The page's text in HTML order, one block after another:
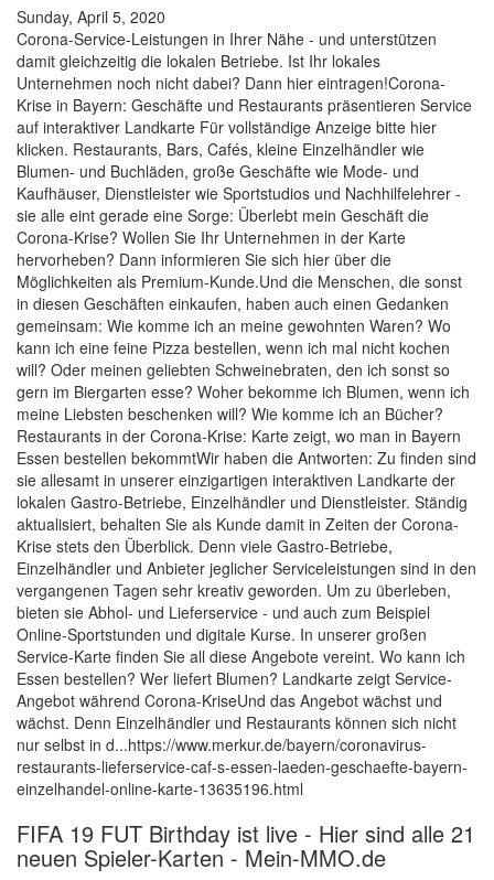
Sunday, April 5, 2020
Corona-Service-Leistungen in Ihrer Nähe - und unterstützen
damit gleichzeitig die lokalen Betriebe. Ist Ihr lokales
Unternehmen noch nicht dabei? Dann hier eintragen!Corona-
Krise in Bayern: Geschäfte und Restaurants präsentieren Service
auf interaktiver Landkarte Für vollständige Anzeige bitte hier
klicken. Restaurants, Bars, Cafés, kleine Einzelhändler wie
Blumen- und Buchläden, große Geschäfte wie Mode- und
Kaufhäuser, Dienstleister wie Sportstudios und Nachhilfelehrer -
sie alle eint gerade eine Sorge: Überlebt mein Geschäft die
Corona-Krise? Wollen Sie Ihr Unternehmen in der Karte
hervorheben? Dann informieren Sie sich hier über die
Möglichkeiten als Premium-Kunde.Und die Menschen, die sonst
in diesen Geschäften einkaufen, haben auch einen Gedanken
gemeinsam: Wie komme ich an meine gewohnten Waren? Wo
kann ich eine feine Pizza bestellen, wenn ich mal nicht kochen
will? Oder meinen geliebten Schweinebraten, den ich sonst so
gern im Biergarten esse? Woher bekomme ich Blumen, wenn ich
meine Liebsten beschenken will? Wie komme ich an Bücher?
Restaurants in der Corona-Krise: Karte zeigt, wo man in Bayern
Essen bestellen bekommtWir haben die Antworten: Zu finden sind
sie allesamt in unserer einzigartigen interaktiven Landkarte der
lokalen Gastro-Betriebe, Einzelhändler und Dienstleister. Ständig
aktualisiert, behalten Sie als Kunde damit in Zeiten der Corona-
Krise stets den Überblick. Denn viele Gastro-Betriebe,
Einzelhändler und Anbieter jeglicher Serviceleistungen sind in den
vergangenen Tagen sehr kreativ geworden. Um zu überleben,
bieten sie Abhol- und Lieferservice - und auch zum Beispiel
Online-Sportstunden und digitale Kurse. In unserer großen
Service-Karte finden Sie all diese Angebote vereint. Wo kann ich
Essen bestellen? Wer liefert Blumen? Landkarte zeigt Service-
Angebot während Corona-KriseUnd das Angebot wächst und
wächst. Denn Einzelhändler und Restaurants können sich nicht
nur selbst in d...https://www.merkur.de/bayern/coronavirus-
restaurants-lieferservice-caf-s-essen-laeden-geschaefte-bayern-
einzelhandel-online-karte-13635196.html
FIFA 19 FUT Birthday ist live - Hier sind alle 21
neuen Spieler-Karten - Mein-MMO.de